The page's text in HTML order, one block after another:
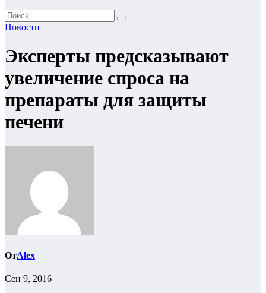
Новости
Эксперты предсказывают
увеличение спроса на
препараты для защиты
печени
ОтAlex
Сен 9, 2016